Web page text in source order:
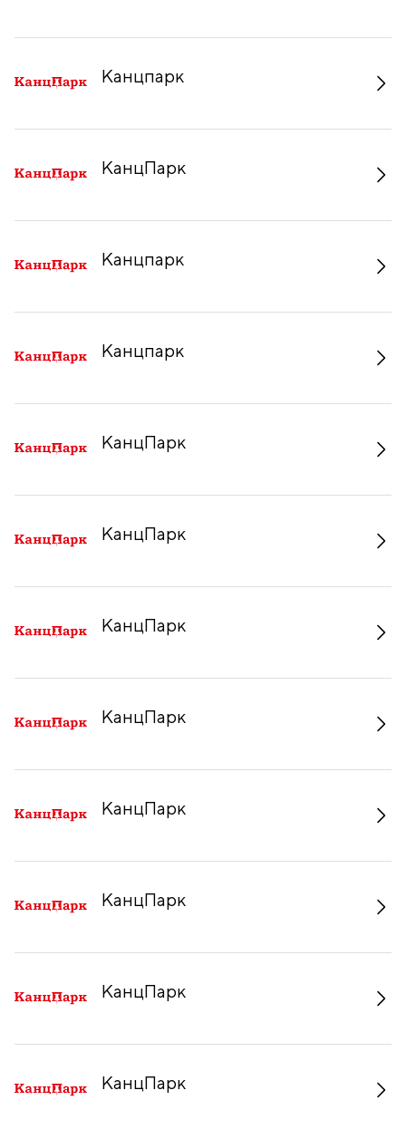
Канцпарк
КанцПарк
Канцпарк
Канцпарк
КанцПарк
КанцПарк
КанцПарк
КанцПарк
КанцПарк
КанцПарк
КанцПарк
КанцПарк